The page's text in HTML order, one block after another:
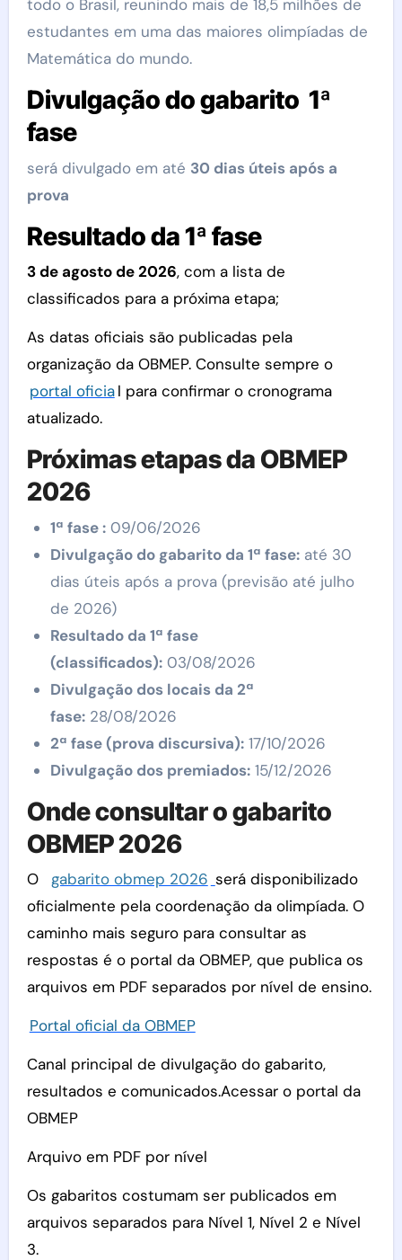
todo o Brasil, reunindo mais de 18,5 milhões de
estudantes em uma das maiores olimpíadas de
Matemática do mundo.
Divulgação do gabarito 1ª
fase
será divulgado em até 30 dias úteis após a
prova
Resultado da 1ª fase
3 de agosto de 2026, com a lista de
classificados para a próxima etapa;
As datas oficiais são publicadas pela
organização da OBMEP. Consulte sempre o
portal oficial para confirmar o cronograma
atualizado.
Próximas etapas da OBMEP
2026
1ª fase :09/06/2026
Divulgação do gabarito da 1ª fase:até 30
dias úteis após a prova (previsão até julho
de 2026)
Resultado da 1ª fase
(classificados):03/08/2026
Divulgação dos locais da 2ª
fase:28/08/2026
2ª fase (prova discursiva):17/10/2026
Divulgação dos premiados:15/12/2026
Onde consultar o gabarito
OBMEP 2026
O gabarito obmep 2026 será disponibilizado
oficialmente pela coordenação da olimpíada. O
caminho mais seguro para consultar as
respostas é o portal da OBMEP, que publica os
arquivos em PDF separados por nível de ensino.
Portal oficial da OBMEP
Canal principal de divulgação do gabarito,
resultados e comunicados.Acessar o portal da
OBMEP
Arquivo em PDF por nível
Os gabaritos costumam ser publicados em
arquivos separados para Nível 1, Nível 2 e Nível
3.